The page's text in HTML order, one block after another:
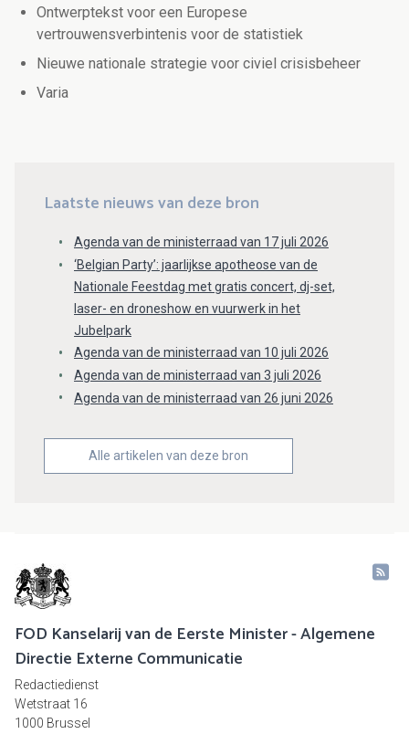
Ontwerptekst voor een Europese
vertrouwensverbintenis voor de statistiek
Nieuwe nationale strategie voor civiel crisisbeheer
Varia
Laatste nieuws van deze bron
Agenda van de ministerraad van 17 juli 2026
‘Belgian Party’: jaarlijkse apotheose van de
Nationale Feestdag met gratis concert, dj-set,
laser- en droneshow en vuurwerk in het
Jubelpark
Agenda van de ministerraad van 10 juli 2026
Agenda van de ministerraad van 3 juli 2026
Agenda van de ministerraad van 26 juni 2026
Alle artikelen van deze bron
FOD Kanselarij van de Eerste Minister - Algemene
Directie Externe Communicatie
Redactiedienst
Wetstraat 16
1000 Brussel